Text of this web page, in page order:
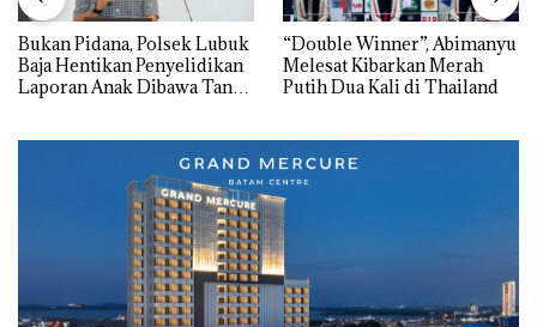
Bukan Pidana, Polsek Lubuk
Baja Hentikan Penyelidikan
Laporan Anak Dibawa Tanpa
“Double Winner”, Abimanyu
Melesat Kibarkan Merah
Putih Dua Kali di Thailand